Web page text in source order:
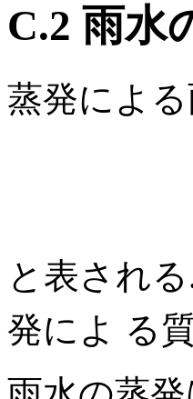
C.2 雨水
蒸発によ
と表され
発によ る